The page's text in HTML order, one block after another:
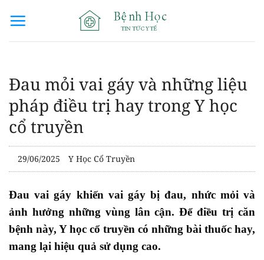
qua
Đau mỏi vai gáy và những liệu
pháp điều trị hay trong Y học
cổ truyền
29/06/2025 Y Học Cổ Truyền
Đau vai gáy khiến vai gáy bị đau, nhức mỏi và
ảnh hưởng những vùng lân cận. Để điều trị căn
bệnh này, Y học cổ truyền có những bài thuốc hay,
mang lại hiệu quả sử dụng cao.